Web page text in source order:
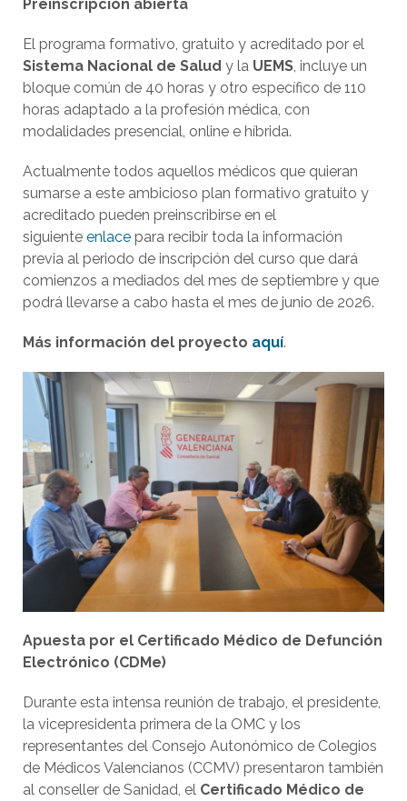
Preinscripción abierta
El programa formativo, gratuito y acreditado por el
Sistema Nacional de Salud y la UEMS, incluye un
bloque común de 40 horas y otro específico de 110
horas adaptado a la profesión médica, con
modalidades presencial, online e híbrida.
Actualmente todos aquellos médicos que quieran
sumarse a este ambicioso plan formativo gratuito y
acreditado pueden preinscribirse en el
siguiente enlace para recibir toda la información
previa al periodo de inscripción del curso que dará
comienzos a mediados del mes de septiembre y que
podrá llevarse a cabo hasta el mes de junio de 2026.
Más información del proyecto aquí.
Apuesta por el Certificado Médico de Defunción
Electrónico (CDMe)
Durante esta intensa reunión de trabajo, el presidente,
la vicepresidenta primera de la OMC y los
representantes del Consejo Autonómico de Colegios
de Médicos Valencianos (CCMV) presentaron también
al conseller de Sanidad, el Certificado Médico de